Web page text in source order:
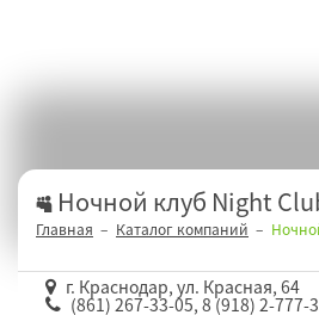
Ночной клуб Night
Главная Каталог компаний
г. Краснодар, ул. Красная, 64
(861) 267-33-05, 8 (918) 2-777-